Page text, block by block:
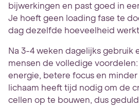
bijwerkingen en past goed in
Je hoeft geen loading fase te
dag dezelfde hoeveelheid
Na 3-4 weken dagelijks gebruik
mensen de volledige
energie, betere focus en
lichaam heeft tijd nodig om de
cellen op te bouwen, dus